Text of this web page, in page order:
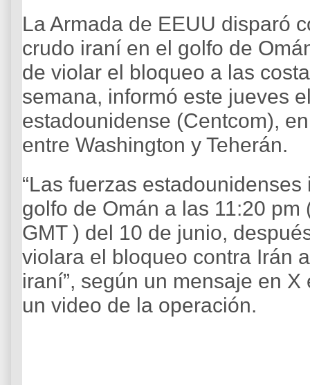
La Armada de EEUU disparó
crudo iraní en el golfo de
de violar el bloqueo a las
semana, informó este jueves
estadounidense (Centcom),
entre Washington y Teherán.
“Las fuerzas
golfo de Omán a las 11:20
GMT ) del 10 de junio,
violara el bloqueo contra Irán
iraní”, según un mensaje en
un video de la operación.